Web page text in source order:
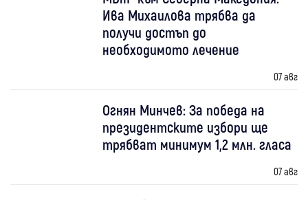
Ива Михаилова трябва да
получи достъп до
необходимото лечение
07 авг
Огнян Минчев: За победа на
президентските избори ще
трябват минимум 1,2 млн. гласа
07 авг